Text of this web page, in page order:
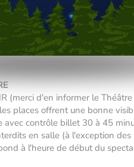
(merci d'en informer le
places offrent une bonne
avec contrôle billet 30 à 45
en salle (à l'exception
à l'heure de début du